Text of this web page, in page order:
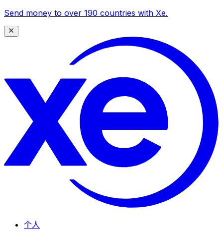
Send money to over 190 countries with Xe.
个人